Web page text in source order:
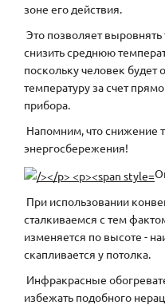
зоне его действия.
Это позволяет
снизить среднюю
поскольку человек
температуру за счет
прибора.
Напомним, что снижение
энергосбережения!
При использовании
сталкиваемся с тем
изменяется по высоте -
скапливается у потолка.
Инфракрасные
избежать подобного